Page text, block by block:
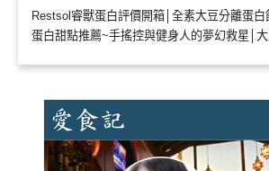
Restsol睿獸蛋白評價開箱│全素大豆分離蛋
蛋白甜點推薦~手搖控與健身人的夢幻救星│